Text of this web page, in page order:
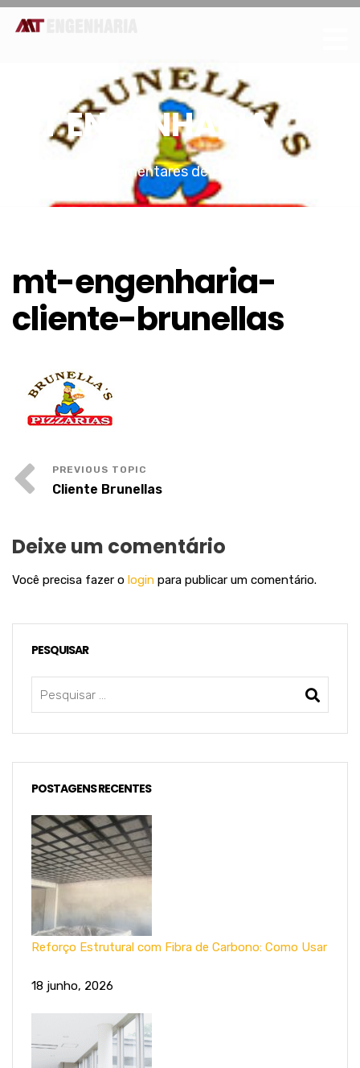
MT ENGENHARIA
Projetos Complementares de Engenharia em
mt-engenharia-
cliente-brunellas
Cliente Brunellas
Deixe um comentário
Você precisa fazer o login para publicar um comentário.
PESQUISAR
POSTAGENS RECENTES
Reforço Estrutural com Fibra de Carbono: Como Usar
18 junho, 2026